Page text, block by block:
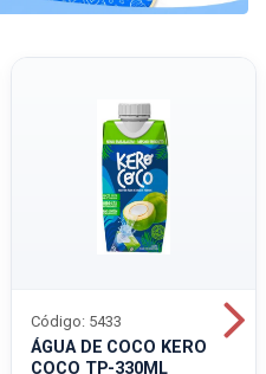
ÁGUA DE COCO KERO
COCO TP-330ML
Código: 5433